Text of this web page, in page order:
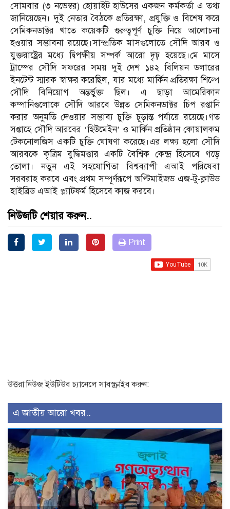
সোমবার (৩ নভেম্বর) হোয়াইট হাউসের একজন কর্মকর্তা এ তথ্য
জানিয়েছেন। দুই নেতার বৈঠকে প্রতিরক্ষা, প্রযুক্তি ও বিশেষ করে
সেমিকনডাক্টর খাতে কয়েকটি গুরুত্বপূর্ণ চুক্তি নিয়ে আলোচনা
হওয়ার সম্ভাবনা রয়েছে।সাম্প্রতিক মাসগুলোতে সৌদি আরব ও
যুক্তরাষ্ট্রের মধ্যে দ্বিপক্ষীয় সম্পর্ক আরো দৃঢ় হয়েছে।মে মাসে
ট্রাম্পের সৌদি সফরের সময় দুই দেশ ১৪২ বিলিয়ন ডলারের
ইনটেন্ট স্মারক স্বাক্ষর করেছিল, যার মধ্যে মার্কিন প্রতিরক্ষা শিল্পে
সৌদি বিনিয়োগ অন্তর্ভুক্ত ছিল। এ ছাড়া আমেরিকান
কম্পানিগুলোকে সৌদি আরবে উন্নত সেমিকনডাক্টর চিপ রপ্তানি
করার অনুমতি দেওয়ার সম্ভাব্য চুক্তি চূড়ান্ত পর্যায়ে রয়েছে।গত
সপ্তাহে সৌদি আরবের ‘হিউমেইন’ ও মার্কিন প্রতিষ্ঠান কোয়ালকম
টেকনোলজিস একটি চুক্তি ঘোষণা করেছে।এর লক্ষ্য হলো সৌদি
আরবকে কৃত্রিম বুদ্ধিমত্তার একটি বৈশ্বিক কেন্দ্র হিসেবে গড়ে
তোলা। নতুন এই সহযোগিতা বিশ্বব্যাপী এআই পরিষেবা
সরবরাহ করবে এবং প্রথম সম্পূর্ণরূপে অপ্টিমাইজড এজ-টু-ক্লাউড
হাইব্রিড এআই প্ল্যাটফর্ম হিসেবে কাজ করবে।
নিউজটি শেয়ার করুন..
Print
উত্তরা নিউজ ইউটিউব চ্যানেলে সাবস্ক্রাইব করুন:
এ জাতীয় আরো খবর..